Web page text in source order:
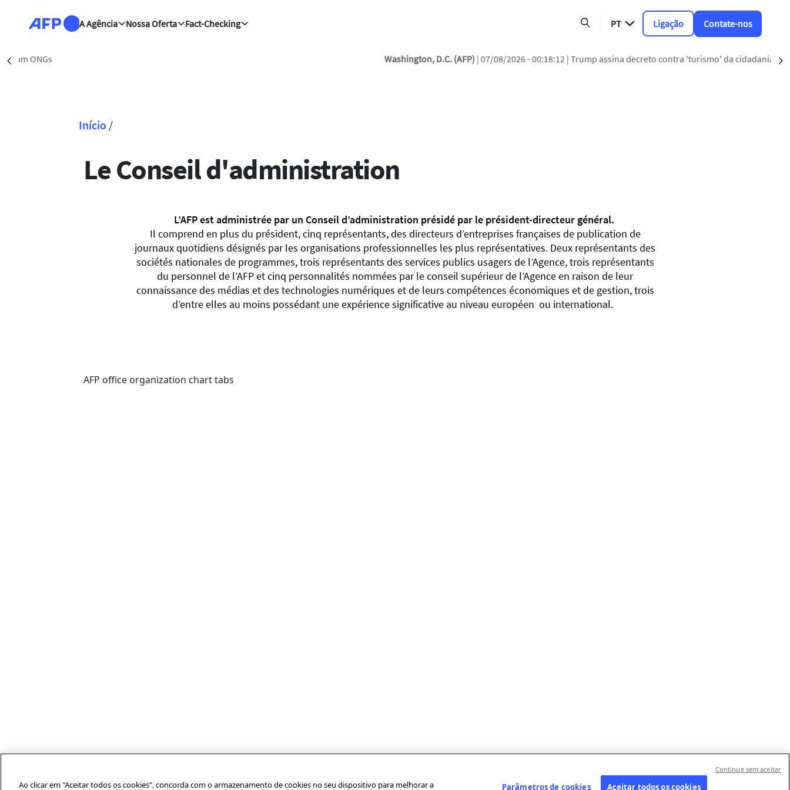
A Agência
Nossa Oferta Fact-Checking PT Ligação Contate-nos
Précédent | 07/08/2026 - 00:18:12| Trump assina decreto contra 'turismo' da cidadania por nascimento
Navegação estrutural
Início /
Le Conseil d'administration
L’AFP est administrée par un Conseil d’administration présidé par le président-directeur général.
Il comprend en plus du président, cinq représentants, des directeurs d’entreprises françaises de publication de
journaux quotidiens désignés par les organisations professionnelles les plus représentatives. Deux représentants des
sociétés nationales de programmes, trois représentants des services publics usagers de l’Agence, trois représentants
du personnel de l’AFP et cinq personnalités nommées par le conseil supérieur de l’Agence en raison de leur
connaissance des médias et des technologies numériques et de leurs compétences économiques et de gestion, trois
d’entre elles au moins possédant une expérience significative au niveau européen ou international.
AFP office organization chart tabs
Ao clicar em "Aceitar todos os cookies", concorda com o armazenamento de cookies no seu dispositivo para melhorar a Parâmetros de cookies Aceitar todos os cookies
Continue sem aceitar